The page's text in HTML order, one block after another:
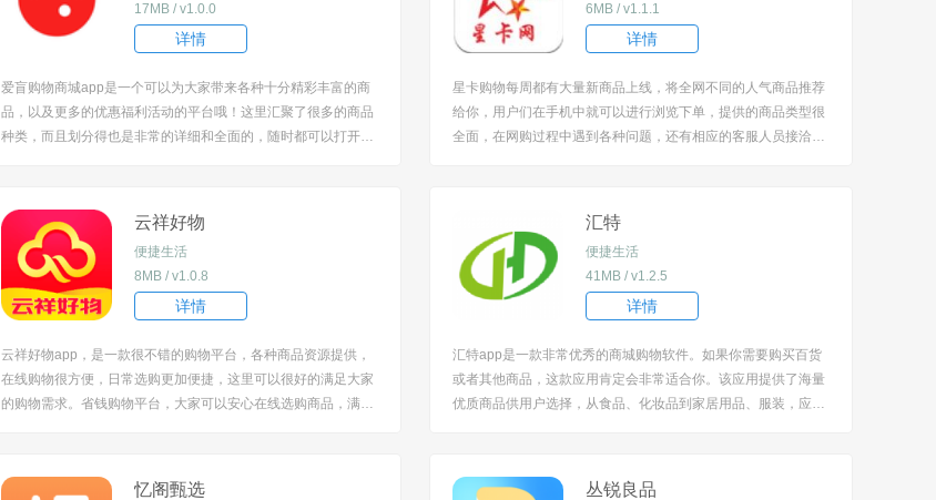
17MB / v1.0.0
详情
爱盲购物商城app是一个可以为大家带来各种十分精彩丰富的商
品，以及更多的优惠福利活动的平台哦！这里汇聚了很多的商品
种类，而且划分得也是非常的详细和全面的，随时都可以打开手
6MB / v1.1.1
详情
星卡购物每周都有大量新商品上线，将全网不同的人气商品推荐
给你，用户们在手机中就可以进行浏览下单，提供的商品类型很
全面，在网购过程中遇到各种问题，还有相应的客服人员接洽服
云祥好物
便捷生活
8MB / v1.0.8
详情
云祥好物app，是一款很不错的购物平台，各种商品资源提供，
在线购物很方便，日常选购更加便捷，这里可以很好的满足大家
的购物需求。省钱购物平台，大家可以安心在线选购商品，满足
需求，体验非常...
汇特
便捷生活
41MB / v1.2.5
详情
汇特app是一款非常优秀的商城购物软件。如果你需要购买百货
或者其他商品，这款应用肯定会非常适合你。该应用提供了海量
优质商品供用户选择，从食品、化妆品到家居用品、服装，应有
品牌。 ...
忆阁甄选 丛锐良品